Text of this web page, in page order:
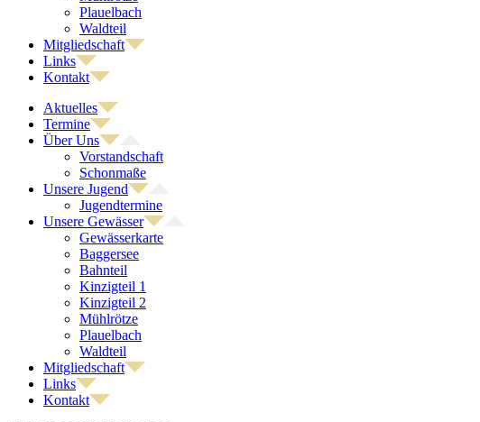
Plauelbach
Waldteil
Mitgliedschaft
Links
Kontakt
Aktuelles
Termine
Über Uns
Vorstandschaft
Schonmaße
Unsere Jugend
Jugendtermine
Unsere Gewässer
Gewässerkarte
Baggersee
Bahnteil
Kinzigteil 1
Kinzigteil 2
Mühlrötze
Plauelbach
Waldteil
Mitgliedschaft
Links
Kontakt